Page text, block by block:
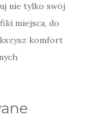
nie tylko swój
miejsca, do
komfort